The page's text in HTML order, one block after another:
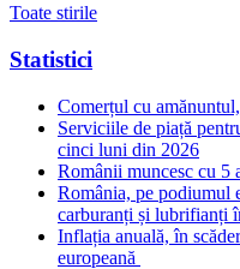
Toate stirile
Statistici
Comerțul cu
Serviciile de piață
cinci luni din 2026
Românii muncesc cu 5
România, pe podiumul
carburanți și lubrifianți
Inflația anuală, în
europeană